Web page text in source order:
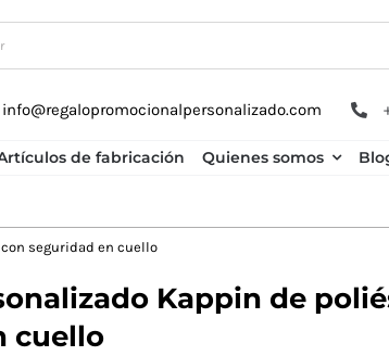
info@regalopromocionalpersonalizado.com
de fabricación Quienes somos
seguridad en cuello
Kappin de
cuello